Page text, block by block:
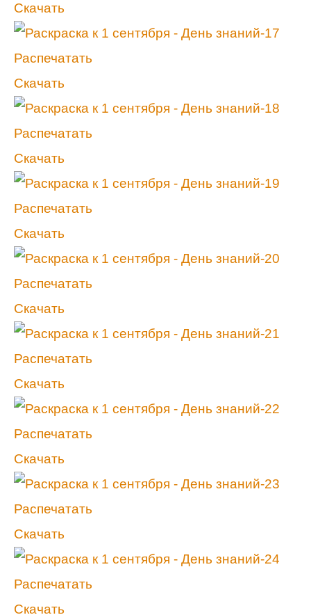
Скачать
Распечатать
Скачать
Распечатать
Скачать
Распечатать
Скачать
Распечатать
Скачать
Распечатать
Скачать
Распечатать
Скачать
Распечатать
Скачать
Распечатать
Скачать